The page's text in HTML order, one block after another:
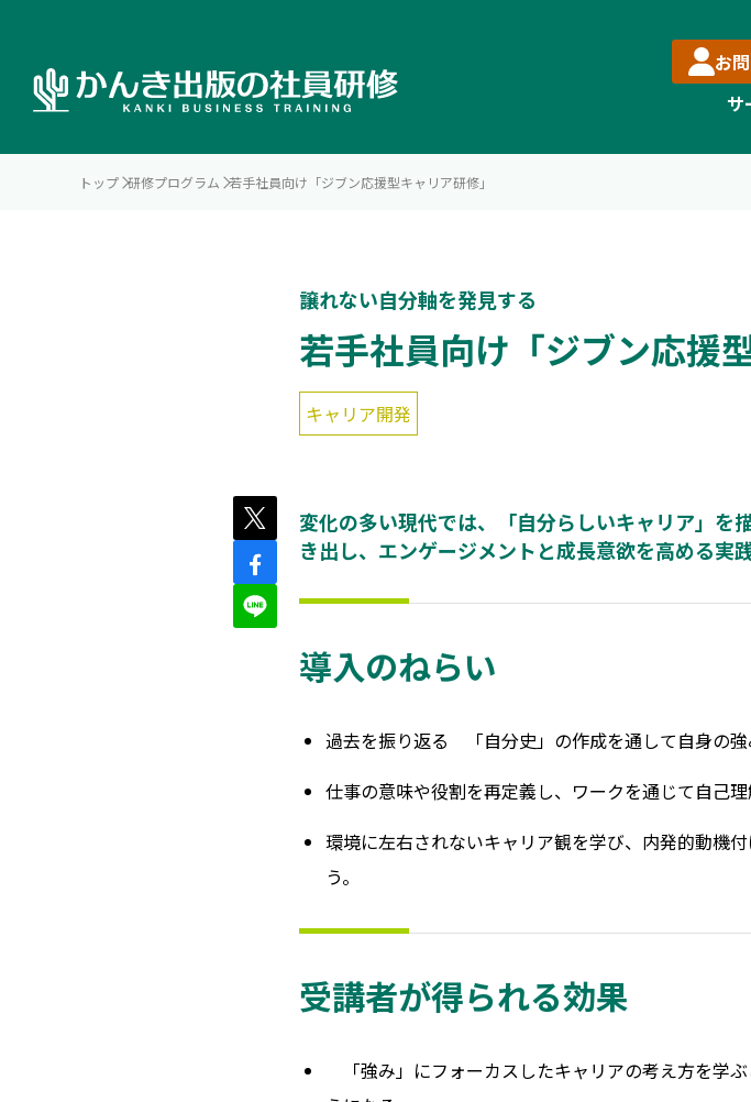
お
サ
トップ 研修プログラム 若手社員向け「ジブン応援型キャリア研修」
譲れない自分軸を発見する
若手社員向け「ジブン応援
キャリア開発
変化の多い現代では、「自分らしいキャリア」を
き出し、エンゲージメントと成長意欲を高める実
導入のねらい
過去を振り返る 「自分史」の作成を通して自身の
仕事の意味や役割を再定義し、ワークを通じて自己理
環境に左右されないキャリア観を学び、内発的動機
う。
受講者が得られる効果
「強み」にフォーカスしたキャリアの考え方を学ぶ